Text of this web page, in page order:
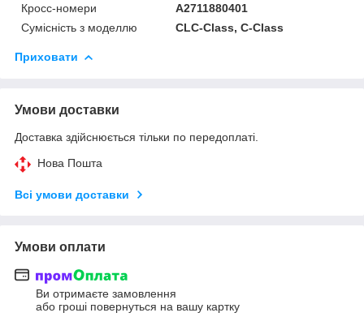
Кросс-номери
A2711880401
Сумісність з моделлю
CLC-Class, C-Class
Приховати
Умови доставки
Доставка здійснюється тільки по передоплаті.
Нова Пошта
Всі умови доставки
Умови оплати
Ви отримаєте замовлення
або гроші повернуться на вашу картку